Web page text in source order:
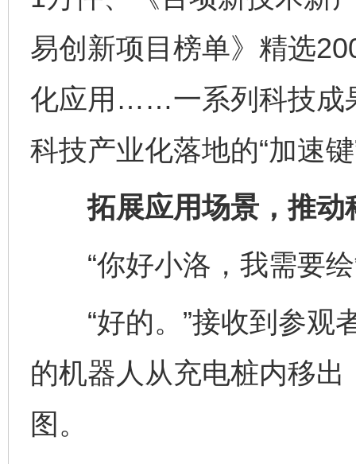
易创新项目榜单》精选
化应用……一系列科技成
科技产业化落地的“加速
拓展应用场景，推动
“你好小洛，我需要绘
“好的。”接收到参观
的机器人从充电桩内移
图。